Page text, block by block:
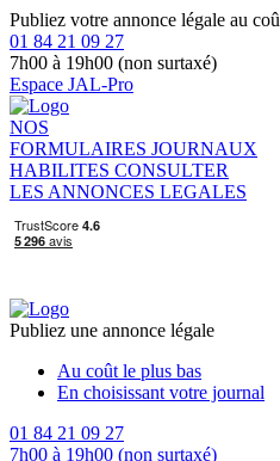
Publiez votre annonce légale au
01 84 21 09 27
7h00 à 19h00 (non surtaxé)
Espace JAL-Pro
NOS
FORMULAIRES JOURNAUX
HABILITES CONSULTER
LES ANNONCES LEGALES
Publiez une annonce légale
Au coût le plus bas
En choisissant votre journal
01 84 21 09 27
7h00 à 19h00 (non surtaxé)